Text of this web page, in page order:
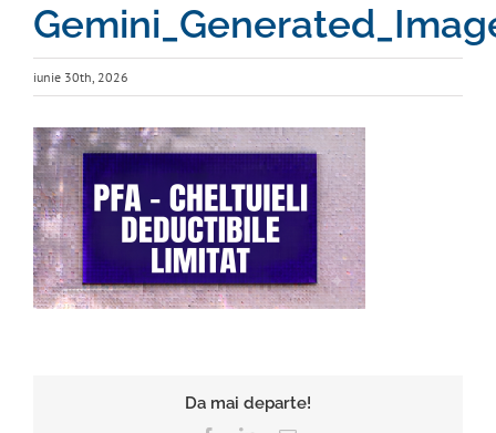
iunie 30th, 2026
Da mai departe!